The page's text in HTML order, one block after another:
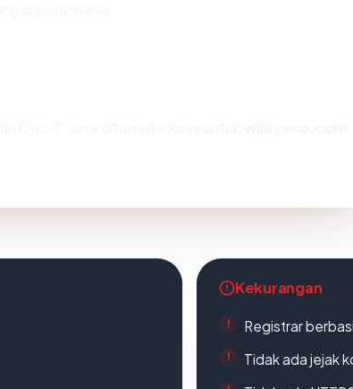
Kekurangan
Registrar
Tidak ada jejak